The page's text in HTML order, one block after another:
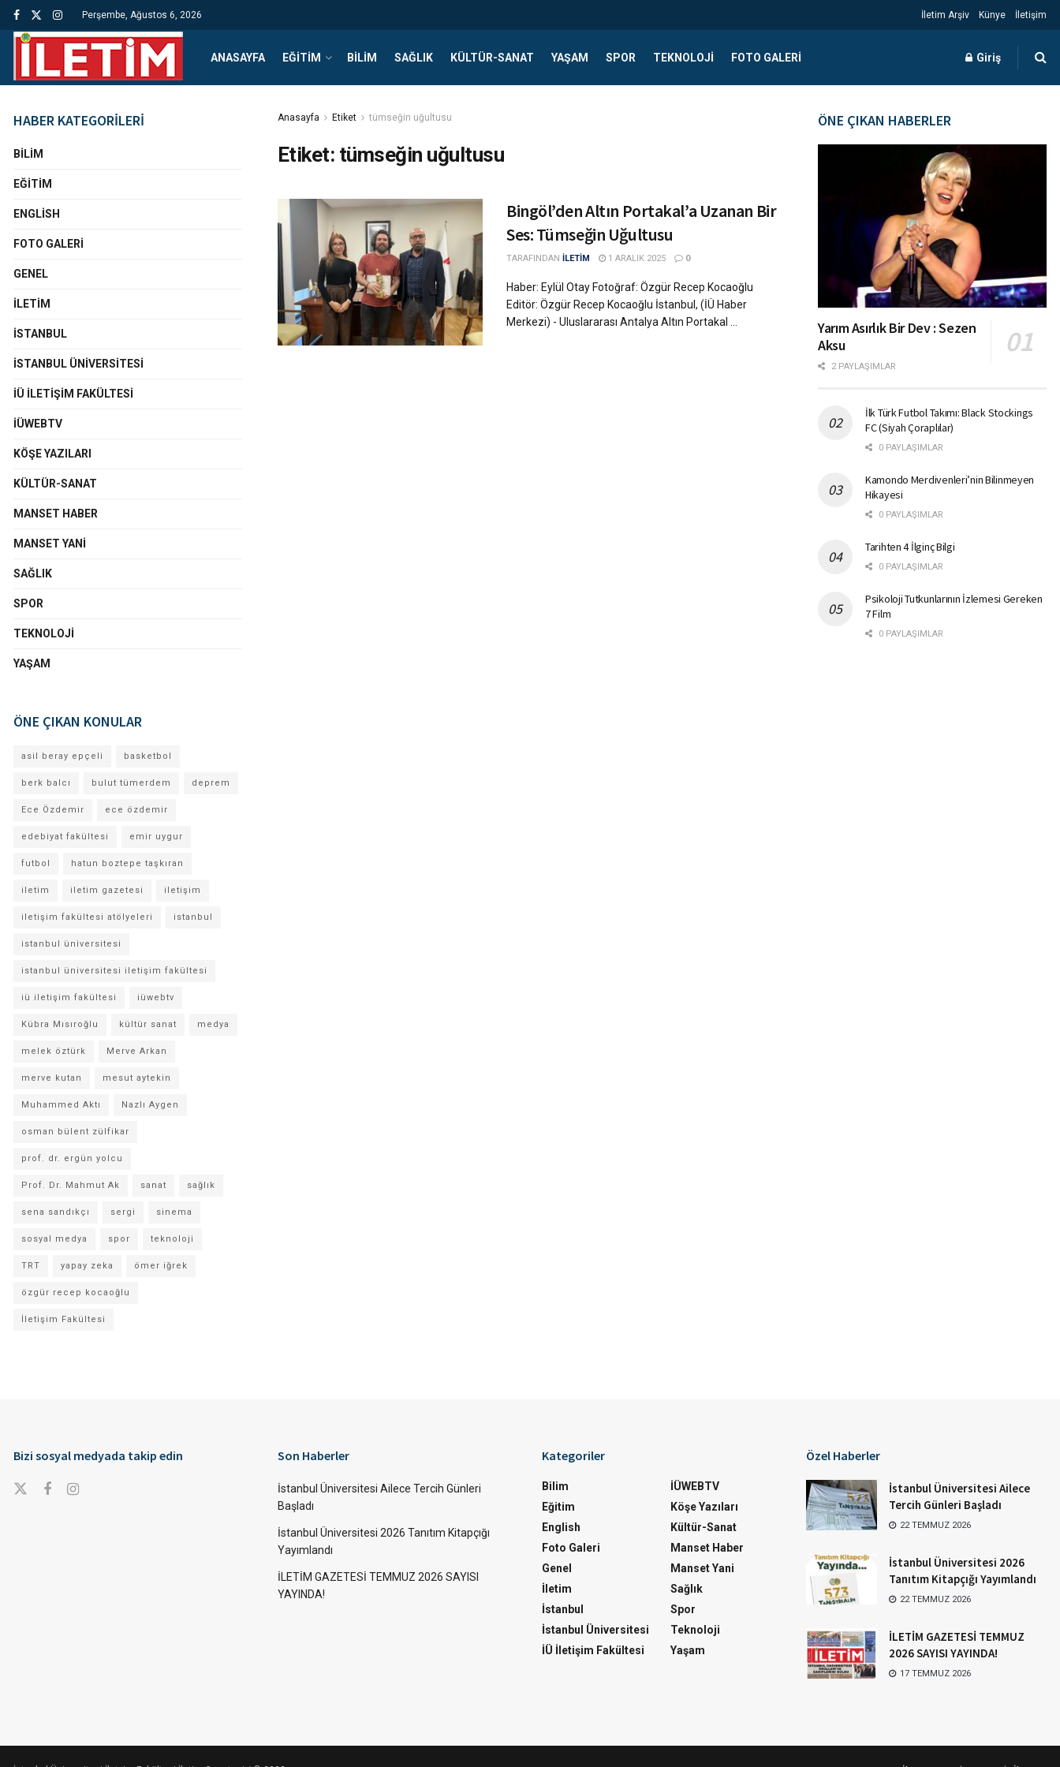
Perşembe, Ağustos 6, 2026 İletim Arşiv Künye İletişim
ANASAYFA EĞITIM BILIM SAĞLIK KÜLTÜR-SANAT YAŞAM SPOR TEKNOLOJI FOTO GALERI Giriş
Anasayfa Etiket tümseğin uğultusu
Etiket: tümseğin uğultusu
Bingöl’den Altın Portakal’a Uzanan Bir
Ses: Tümseğin Uğultusu
TARAFINDAN İLETİM 1 ARALIK 2025 0
Haber: Eylül Otay Fotoğraf: Özgür Recep Kocaoğlu
Editör: Özgür Recep Kocaoğlu İstanbul, (İÜ Haber
Merkezi) - Uluslararası Antalya Altın Portakal ...
HABER KATEGORİLERİ
BILIM
EĞITIM
ENGLISH
FOTO GALERI
GENEL
İLETIM
İSTANBUL
İSTANBUL ÜNIVERSITESI
İÜ İLETIŞIM FAKÜLTESI
İÜWEBTV
KÖŞE YAZILARI
KÜLTÜR-SANAT
MANSET HABER
MANSET YANI
SAĞLIK
SPOR
TEKNOLOJI
YAŞAM
ÖNE ÇIKAN KONULAR
asil beray epçeli basketbol
berk balcı bulut tümerdem deprem
Ece Özdemir ece özdemir
edebiyat fakültesi emir uygur
futbol hatun boztepe taşkıran
iletim iletim gazetesi iletişim
iletişim fakültesi atölyeleri istanbul
istanbul üniversitesi
istanbul üniversitesi iletişim fakültesi
iü iletişim fakültesi iüwebtv
Kübra Mısıroğlu kültür sanat medya
melek öztürk Merve Arkan
merve kutan mesut aytekin
Muhammed Aktı Nazlı Aygen
osman bülent zülfikar
prof. dr. ergün yolcu
Prof. Dr. Mahmut Ak sanat sağlık
sena sandıkçı sergi sinema
sosyal medya spor teknoloji
TRT yapay zeka ömer iğrek
özgür recep kocaoğlu
İletişim Fakültesi
ÖNE ÇIKAN HABERLER
Yarım Asırlık Bir Dev : Sezen
Aksu
2 PAYLAŞIMLAR
İlk Türk Futbol Takımı: Black Stockings
FC (Siyah Çoraplılar)
0 PAYLAŞIMLAR
Kamondo Merdivenleri’nin Bilinmeyen
Hikayesi
0 PAYLAŞIMLAR
Tarihten 4 İlginç Bilgi
0 PAYLAŞIMLAR
Psikoloji Tutkunlarının İzlemesi Gereken
7 Film
0 PAYLAŞIMLAR
Bizi sosyal medyada takip edin Son Haberler
İstanbul Üniversitesi Ailece Tercih Günleri
Başladı
İstanbul Üniversitesi 2026 Tanıtım Kitapçığı
Yayımlandı
İLETİM GAZETESİ TEMMUZ 2026 SAYISI
YAYINDA!
Kategoriler
Bilim
Eğitim
English
Foto Galeri
Genel
İletim
İstanbul
İstanbul Üniversitesi
İÜ İletişim Fakültesi
İÜWEBTV
Köşe Yazıları
Kültür-Sanat
Manset Haber
Manset Yani
Sağlık
Spor
Teknoloji
Yaşam
Özel Haberler
İstanbul Üniversitesi Ailece
Tercih Günleri Başladı
22 TEMMUZ 2026
İstanbul Üniversitesi 2026
Tanıtım Kitapçığı Yayımlandı
22 TEMMUZ 2026
İLETİM GAZETESİ TEMMUZ
2026 SAYISI YAYINDA!
17 TEMMUZ 2026